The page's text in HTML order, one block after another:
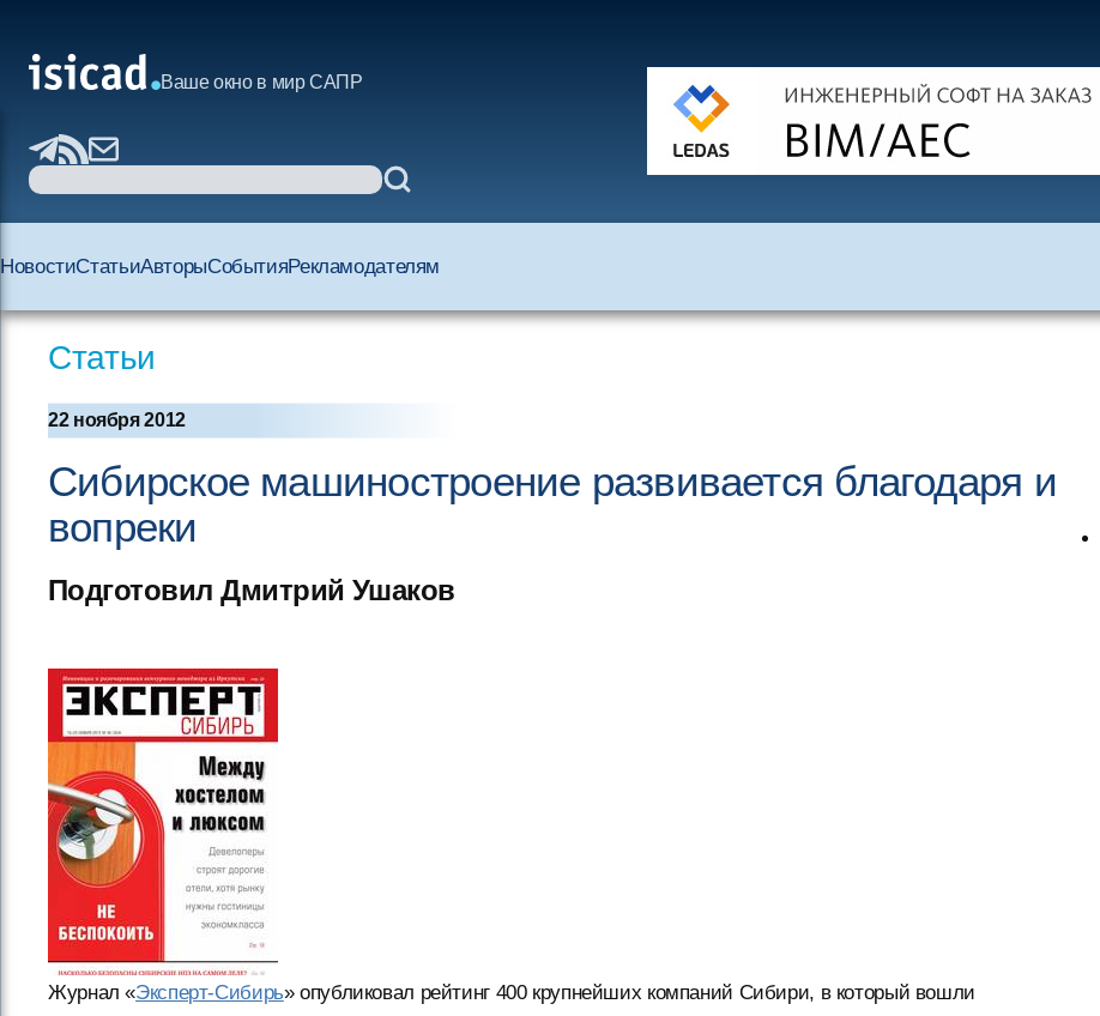
Ваше окно в мир САПР
НовостиСтатьиАвторыСобытияРекламодателям
Статьи
22 ноября 2012
Сибирское машиностроение развивается благодаря и
вопреки
Подготовил Дмитрий Ушаков
Журнал «Эксперт-Сибирь» опубликовал рейтинг 400 крупнейших компаний Сибири, в который вошли